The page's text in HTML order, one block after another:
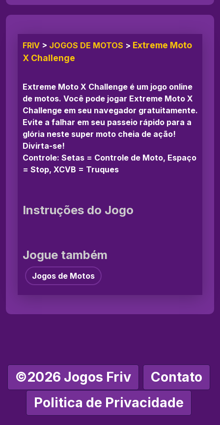
FRIV > JOGOS DE MOTOS > Extreme Moto
X Challenge
Extreme Moto X Challenge é um jogo online
de motos. Você pode jogar Extreme Moto X
Challenge em seu navegador gratuitamente.
Evite a falhar em seu passeio rápido para a
glória neste super moto cheia de ação!
Divirta-se!
Controle: Setas = Controle de Moto, Espaço
= Stop, XCVB = Truques
Instruções do Jogo
Jogue também
Jogos de Motos
©2026 Jogos Friv
Contato
Politica de Privacidade